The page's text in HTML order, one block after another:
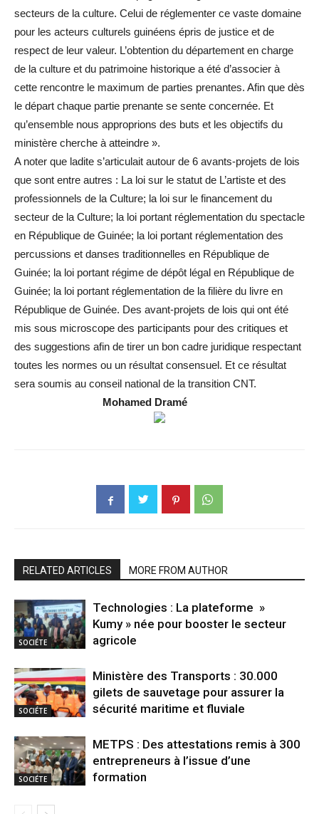
secteurs de la culture. Celui de réglementer ce vaste domaine
pour les acteurs culturels guinéens épris de justice et de
respect de leur valeur. L’obtention du département en charge
de la culture et du patrimoine historique a été d’associer à
cette rencontre le maximum de parties prenantes. Afin que dès
le départ chaque partie prenante se sente concernée. Et
qu’ensemble nous approprions des buts et les objectifs du
ministère cherche à atteindre ».
A noter que ladite s’articulait autour de 6 avants-projets de lois
que sont entre autres : La loi sur le statut de L’artiste et des
professionnels de la Culture; la loi sur le financement du
secteur de la Culture; la loi portant réglementation du spectacle
en République de Guinée; la loi portant réglementation des
percussions et danses traditionnelles en République de
Guinée; la loi portant régime de dépôt légal en République de
Guinée; la loi portant réglementation de la filière du livre en
République de Guinée. Des avant-projets de lois qui ont été
mis sous microscope des participants pour des critiques et
des suggestions afin de tirer un bon cadre juridique respectant
toutes les normes ou un résultat consensuel. Et ce résultat
sera soumis au conseil national de la transition CNT.
Mohamed Dramé
RELATED ARTICLES MORE FROM AUTHOR
SOCIÉTE
Technologies : La plateforme »
Kumy » née pour booster le secteur
agricole
SOCIÉTE
Ministère des Transports : 30.000
gilets de sauvetage pour assurer la
sécurité maritime et fluviale
SOCIÉTE
METPS : Des attestations remis à 300
entrepreneurs à l’issue d’une
formation